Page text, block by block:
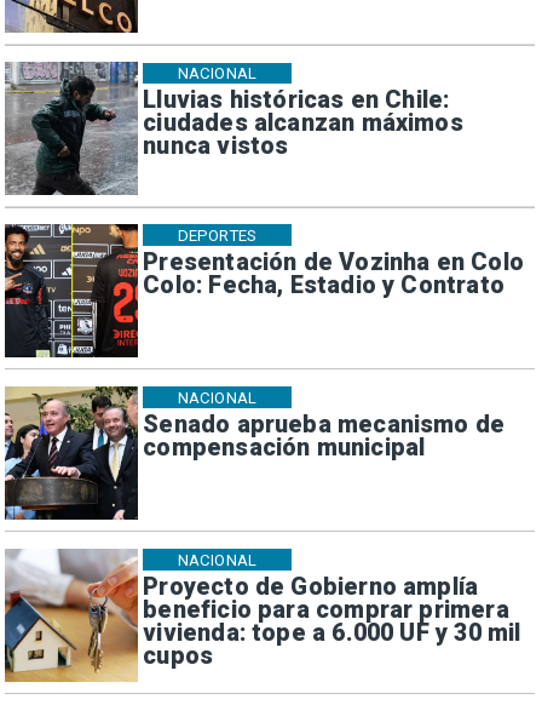
Lluvias históricas en Chile:
ciudades alcanzan máximos
nunca vistos
NACIONAL
Presentación de Vozinha en Colo
Colo: Fecha, Estadio y Contrato
DEPORTES
Senado aprueba mecanismo de
compensación municipal
NACIONAL
Proyecto de Gobierno amplía
beneficio para comprar primera
vivienda: tope a 6.000 UF y 30 mil
cupos
NACIONAL